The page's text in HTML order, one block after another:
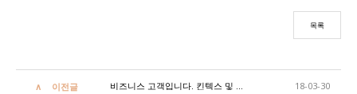
목록
이전글 비즈니스 고객입니다. 킨텍스 및 외에 인근에 위치한 역등 가까운 곳으로 무료 샌딩, 픽업이 가능한가요? 18-03-30